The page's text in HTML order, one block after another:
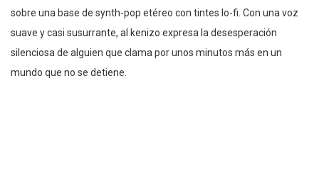
sobre una base de synth-pop etéreo con tintes lo-fi. Con una voz
suave y casi susurrante, al kenizo expresa la desesperación
silenciosa de alguien que clama por unos minutos más en un
mundo que no se detiene.